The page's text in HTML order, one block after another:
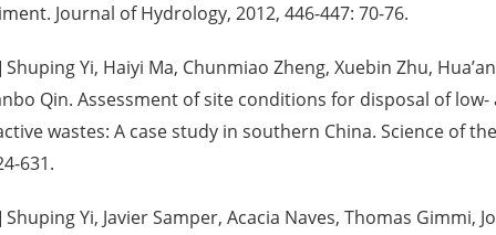
Journal of Hydrology, 2012, 446-447: 70-76.
Shuping Yi, Haiyi Ma, Chunmiao Zheng, Xuebin Zhu,
Qin. Assessment of site conditions for disposal of
wastes: A case study in southern China. Science of
631.
Shuping Yi, Javier Samper, Acacia Naves, Thomas Gimmi,